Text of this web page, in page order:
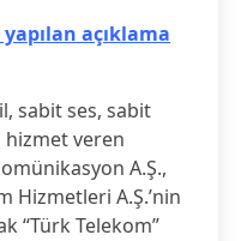
yapılan açıklama
sabit ses, sabit
hizmet veren
A.Ş.,
Hizmetleri A.Ş.’nin
“Türk Telekom”